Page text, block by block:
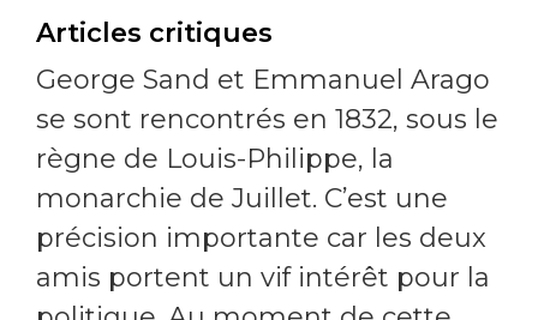
Articles critiques
George Sand et Emmanuel Arago
se sont rencontrés en 1832, sous le
règne de Louis-Philippe, la
monarchie de Juillet. C’est une
précision importante car les deux
amis portent un vif intérêt pour la